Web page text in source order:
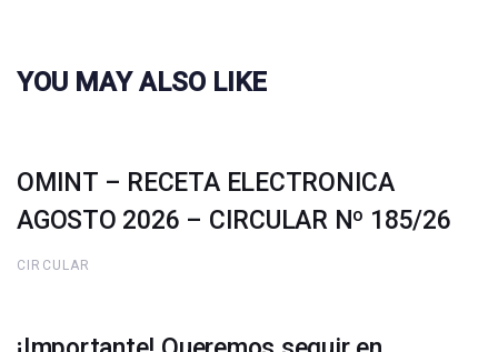
YOU MAY ALSO LIKE
OMINT – RECETA ELECTRONICA
AGOSTO 2026 – CIRCULAR Nº 185/26
CIRCULAR